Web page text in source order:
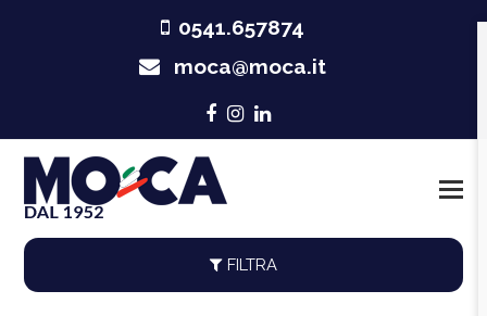
0541.657874
moca@moca.it
Facebook
Instagram
LinkedIn
FILTRA